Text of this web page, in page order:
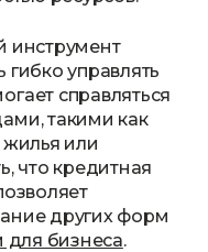
инструмент
управлять
справляться
такими как
или
что кредитная
других форм
бизнеса.